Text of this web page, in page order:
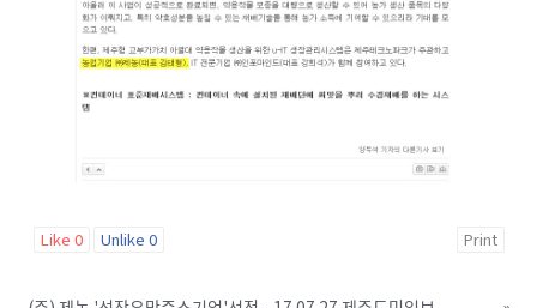
Like 0 Unlike 0 Print